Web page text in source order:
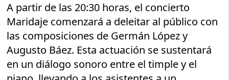
A partir de las 20:30 horas, el concierto
Maridaje comenzará a deleitar al público con
las composiciones de Germán López y
Augusto Báez. Esta actuación se sustentará
en un diálogo sonoro entre el timple y el